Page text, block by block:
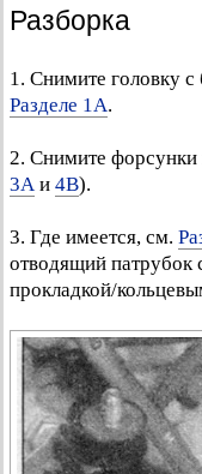
Разборка
1. Снимите головку
Разделе 1А.
2. Снимите форсунки
3А и 4В).
3. Где имеется, см.
отводящий патрубок
прокладкой/